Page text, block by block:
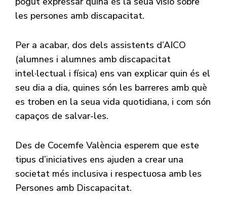
les persones amb discapacitat.
Per a acabar, dos dels assistents d’AICO
(alumnes i alumnes amb discapacitat
intel·lectual i física) ens van explicar quin és el
seu dia a dia, quines són les barreres amb què
es troben en la seua vida quotidiana, i com són
capaços de salvar-les.
Des de Cocemfe València esperem que este
tipus d’iniciatives ens ajuden a crear una
societat més inclusiva i respectuosa amb les
Persones amb Discapacitat.